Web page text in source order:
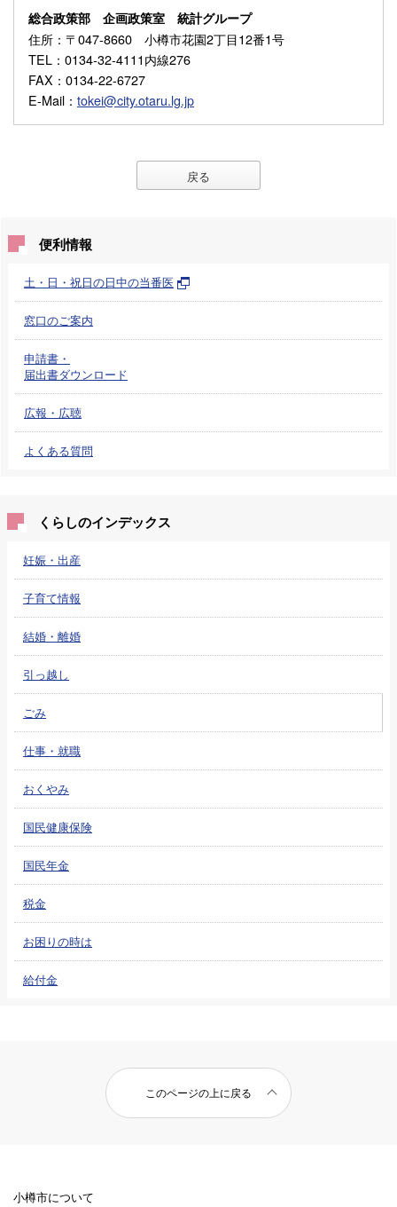
総合政策部 企画政策室 統計グループ
住所 ：〒047-8660 小樽市花園2丁目12番1号
TEL ：0134-32-4111内線276
FAX ：0134-22-6727
E-Mail ： tokei@city.otaru.lg.jp
戻る
便利情報
土・日・祝日の日中の当番医
窓口のご案内
申請書・
届出書ダウンロード
広報・広聴
よくある質問
くらしのインデックス
妊娠・出産
子育て情報
結婚・離婚
引っ越し
ごみ
仕事・就職
おくやみ
国民健康保険
国民年金
税金
お困りの時は
給付金
このページの上に戻る
小樽市について